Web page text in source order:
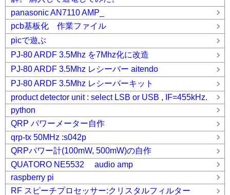
panasonic AN7110 AMP_
pcb基板化 作業ファイル
picで遊ぶ
PJ-80 ARDF 3.5Mhz を7Mhz化に改造
PJ-80 ARDF 3.5Mhz レシーバー aitendo
PJ-80 ARDF 3.5Mhz レシーバーキット
product detector unit : select LSB or USB , IF=455kHz.
python
QRP パワーメーター自作
qrp-tx 50MHz :s042p
QRPパワー計(100mW, 500mW)の自作
QUATORO NE5532 audio amp
raspberry pi
RF スピーチプロセッサー:クリスタルフィルター